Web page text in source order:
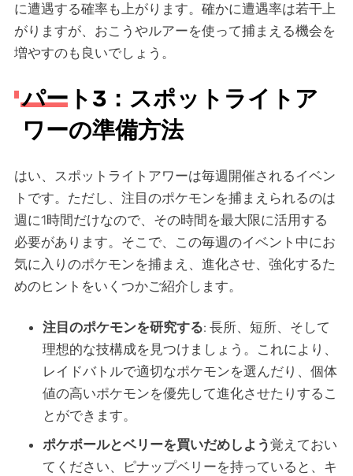
に遭遇する確率も上がります。確かに遭遇率は若干上
がりますが、おこうやルアーを使って捕まえる機会を
増やすのも良いでしょう。
パート3：スポットライトア
ワーの準備方法
はい、スポットライトアワーは毎週開催されるイベン
トです。ただし、注目のポケモンを捕まえられるのは
週に1時間だけなので、その時間を最大限に活用する
必要があります。そこで、この毎週のイベント中にお
気に入りのポケモンを捕まえ、進化させ、強化するた
めのヒントをいくつかご紹介します。
注目のポケモンを研究する: 長所、短所、そして
理想的な技構成を見つけましょう。これにより、
レイドバトルで適切なポケモンを選んだり、個体
値の高いポケモンを優先して進化させたりするこ
とができます。
ポケボールとベリーを買いだめしよう覚えておい
てください、ピナップベリーを持っていると、キ